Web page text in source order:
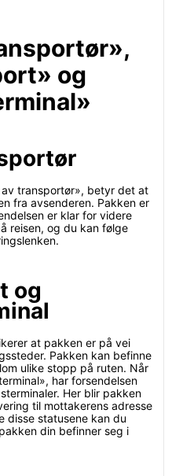
og
transportør», betyr det at
fra avsenderen. Pakken er
er klar for videre
reisen, og du kan følge
og
at pakken er på vei
Pakken kan befinne
ulike stopp på ruten. Når
har forsendelsen
Her blir pakken
til mottakerens adresse
disse statusene kan du
din befinner seg i